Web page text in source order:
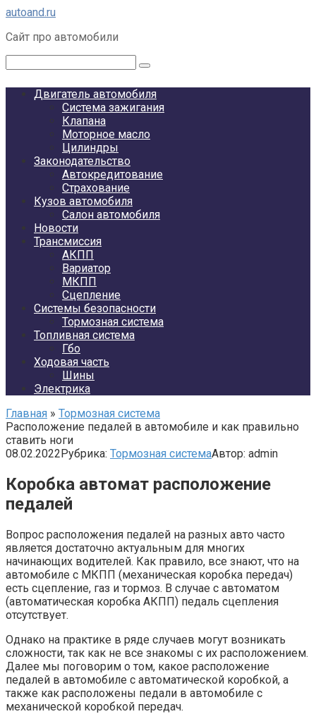
Перейти
контенту
autoand.ru
Сайт про автомобили
Двигатель автомобиля
Система зажигания
Клапана
Моторное масло
Цилиндры
Законодательство
Автокредитование
Страхование
Кузов автомобиля
Салон автомобиля
Новости
Трансмиссия
АКПП
Вариатор
МКПП
Сцепление
Системы безопасности
Тормозная система
Топливная система
Гбо
Ходовая часть
Шины
Электрика
Главная » Тормозная система
Расположение педалей в автомобиле и как правильно
ставить ноги
08.02.2022Рубрика: Тормозная системаАвтор: admin
Коробка автомат расположение
педалей
Вопрос расположения педалей на разных авто часто
является достаточно актуальным для многих
начинающих водителей. Как правило, все знают, что на
автомобиле с МКПП (механическая коробка передач)
есть сцепление, газ и тормоз. В случае с автоматом
(автоматическая коробка АКПП) педаль сцепления
отсутствует.
Однако на практике в ряде случаев могут возникать
сложности, так как не все знакомы с их расположением.
Далее мы поговорим о том, какое расположение
педалей в автомобиле с автоматической коробкой, а
также как расположены педали в автомобиле с
механической коробкой передач.